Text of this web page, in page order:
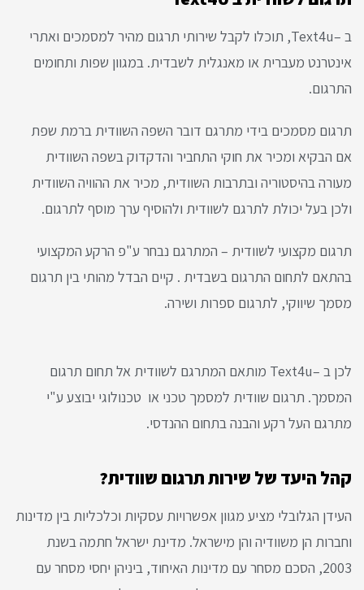
ב –Text4u, תוכלו לקבל שירותי תרגום מהיר למסמכים ואתרי
אינטרנט מעברית או מאנגלית לשבדית. במגוון שפות ותחומים
התרגום.
תרגום מסמכים בידי מתרגם דובר השפה השוודית ברמת שפת
אם הבקיא ומכיר את חוקי התחביר והדקדוק בשפה השוודית
מעורה בהיסטוריה ובתרבות השוודית, מכיר את ההוויה השוודית
ולכן בעל יכולת לתרגם לשוודית ולהוסיף ערך מוסף לתרגום.
תרגום מקצועי לשוודית – המתרגם נבחר ע"פ הרקע המקצועי
בהתאם לתחום התרגום בשבדית . קיים הבדל מהותי בין תרגום
מסמך שיווקי, לתרגום ספרות ושירה.
לכן ב –Text4u מותאם המתרגם לשוודית אל תחום תרגום
המסמך. תרגום שוודית למסמך טכני או טכנולוגי יבוצע ע"י
מתרגם העל רקע והבנה בתחום ההנדסי.
קהל היעד של שירות תרגום שוודית?
העידן הגלובלי מציע מגוון אפשרויות עסקיות וכלכליות בין מדינות
וחברות הן משוודיה והן מישראל. מדינת ישראל חתמה בשנת
2003, הסכם מסחר עם מדינות האיחוד, ביניהן יחסי מסחר עם